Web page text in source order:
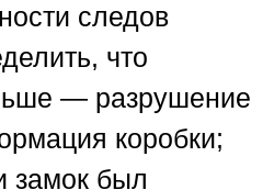
следов
что
— разрушение
коробки;
замок был